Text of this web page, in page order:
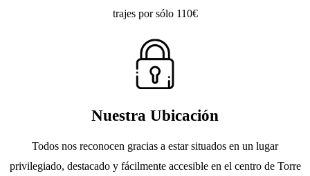
trajes por sólo 110€
Nuestra Ubicación
Todos nos reconocen gracias a estar situados en un lugar
privilegiado, destacado y fácilmente accesible en el centro de Torre